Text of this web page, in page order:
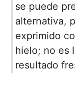
se puede
alternativa,
exprimido
hielo; no es
resultado